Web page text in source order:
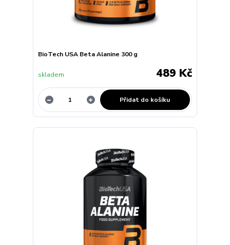
BioTech USA Beta Alanine 300 g
489 Kč
skladem
Přidat do košíku